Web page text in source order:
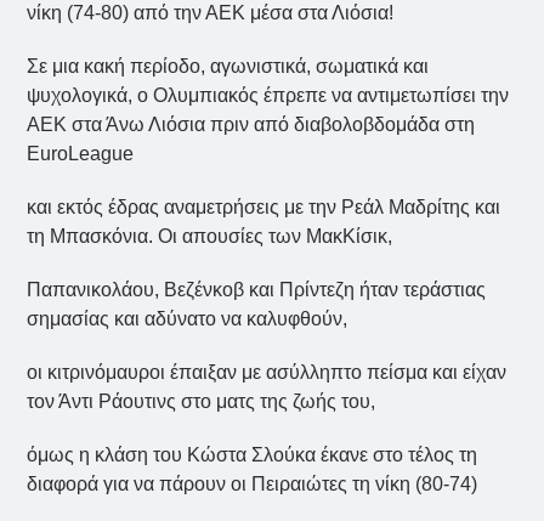
νίκη (74-80) από την ΑΕΚ μέσα στα Λιόσια!
Σε μια κακή περίοδο, αγωνιστικά, σωματικά και
ψυχολογικά, ο Ολυμπιακός έπρεπε να αντιμετωπίσει την
ΑΕΚ στα Άνω Λιόσια πριν από διαβολοβδομάδα στη
EuroLeague
και εκτός έδρας αναμετρήσεις με την Ρεάλ Μαδρίτης και
τη Μπασκόνια. Οι απουσίες των ΜακΚίσικ,
Παπανικολάου, Βεζένκοβ και Πρίντεζη ήταν τεράστιας
σημασίας και αδύνατο να καλυφθούν,
οι κιτρινόμαυροι έπαιξαν με ασύλληπτο πείσμα και είχαν
τον Άντι Ράουτινς στο ματς της ζωής του,
όμως η κλάση του Κώστα Σλούκα έκανε στο τέλος τη
διαφορά για να πάρουν οι Πειραιώτες τη νίκη (80-74)